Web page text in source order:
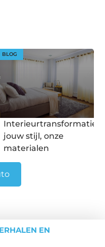
BLOG
Interieurtransformatie:
jouw stijl, onze
materialen
EN